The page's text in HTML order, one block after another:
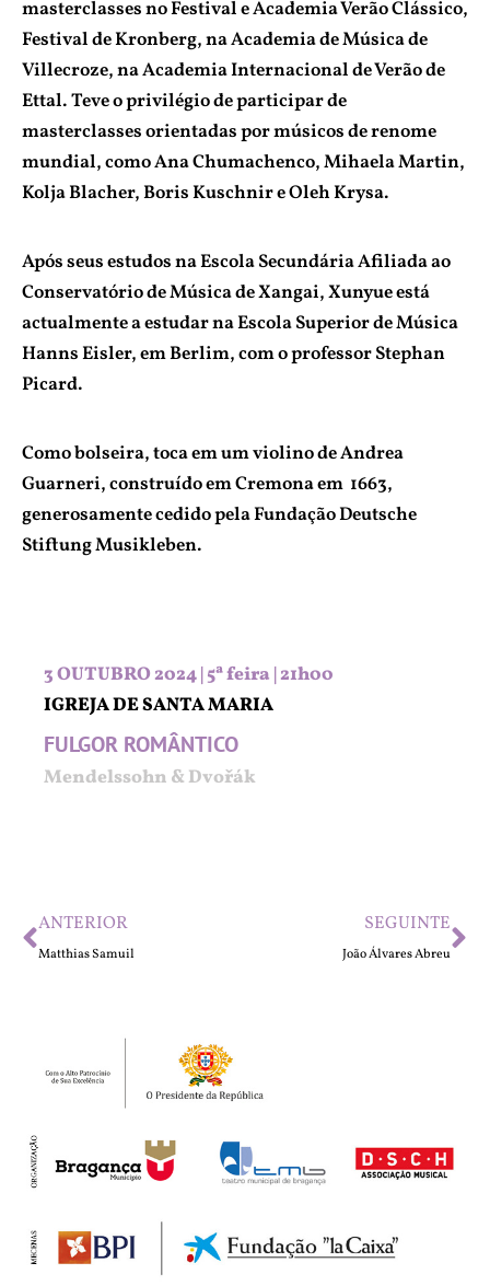
masterclasses no Festival e Academia Verão Clássico,
Festival de Kronberg, na Academia de Música de
Villecroze, na Academia Internacional de Verão de
Ettal. Teve o privilégio de participar de
masterclasses orientadas por músicos de renome
mundial, como Ana Chumachenco, Mihaela Martin,
Kolja Blacher, Boris Kuschnir e Oleh Krysa.
Após seus estudos na Escola Secundária Afiliada ao
Conservatório de Música de Xangai, Xunyue está
actualmente a estudar na Escola Superior de Música
Hanns Eisler, em Berlim, com o professor Stephan
Picard.
Como bolseira, toca em um violino de Andrea
Guarneri, construído em Cremona em 1663,
generosamente cedido pela Fundação Deutsche
Stiftung Musikleben.
3 OUTUBRO 2024 | 5ª feira | 21h00
IGREJA DE SANTA MARIA
FULGOR ROMÂNTICO
Mendelssohn & Dvořák
ANTERIOR
Matthias Samuil
SEGUINTE
João Álvares Abreu